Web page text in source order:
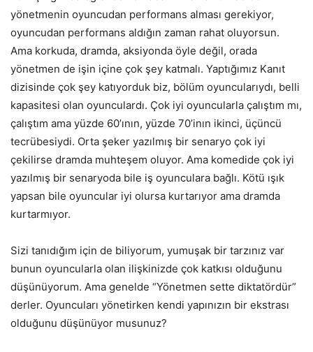
yönetmenin oyuncudan performans alması gerekiyor,
oyuncudan performans aldığın zaman rahat oluyorsun.
Ama korkuda, dramda, aksiyonda öyle değil, orada
yönetmen de işin içine çok şey katmalı. Yaptığımız Kanıt
dizisinde çok şey katıyorduk biz, bölüm oyuncularıydı, belli
kapasitesi olan oyunculardı. Çok iyi oyuncularla çalıştım mı,
çalıştım ama yüzde 60’ının, yüzde 70’inın ikinci, üçüncü
tecrübesiydi. Orta şeker yazılmış bir senaryo çok iyi
çekilirse dramda muhteşem oluyor. Ama komedide çok iyi
yazılmış bir senaryoda bile iş oyunculara bağlı. Kötü ışık
yapsan bile oyuncular iyi olursa kurtarıyor ama dramda
kurtarmıyor.
Sizi tanıdığım için de biliyorum, yumuşak bir tarzınız var
bunun oyuncularla olan ilişkinizde çok katkısı olduğunu
düşünüyorum. Ama genelde “Yönetmen sette diktatördür”
derler. Oyuncuları yönetirken kendi yapınızın bir ekstrası
olduğunu düşünüyor musunuz?